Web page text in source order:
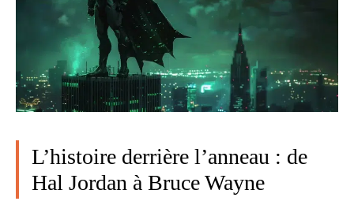
L’histoire derrière l’anneau : de
Hal Jordan à Bruce Wayne